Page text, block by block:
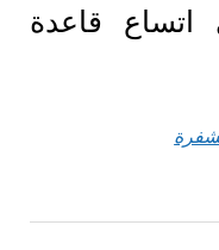
اتساع قاعدة